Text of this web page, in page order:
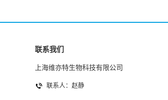
联系我们
上海维亦特生物科技有限公司
联系人：赵静